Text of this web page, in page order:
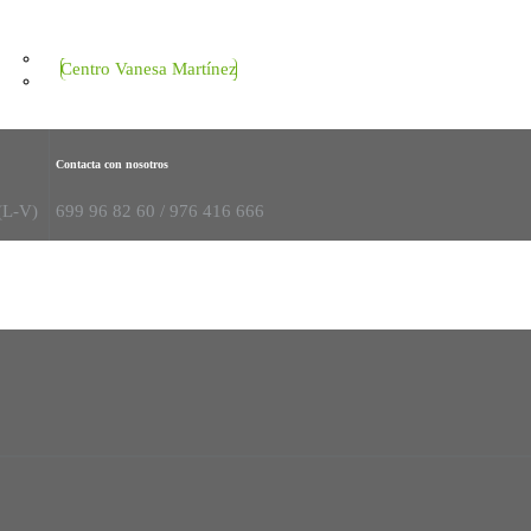
Centro Vanesa Martínez
V)
Contacta con nosotros
699 96 82 60 / 976 416 666